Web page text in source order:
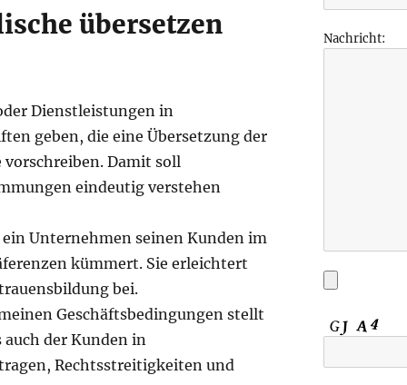
übersetzen
Dienstleistungen in
geben, die eine Übersetzung der
vorschreiben. Damit soll
eindeutig verstehen
Unternehmen seinen Kunden im
kümmert. Sie erleichtert
bei.
Geschäftsbedingungen stellt
auch der Kunden in
Rechtsstreitigkeiten und
Nachricht: